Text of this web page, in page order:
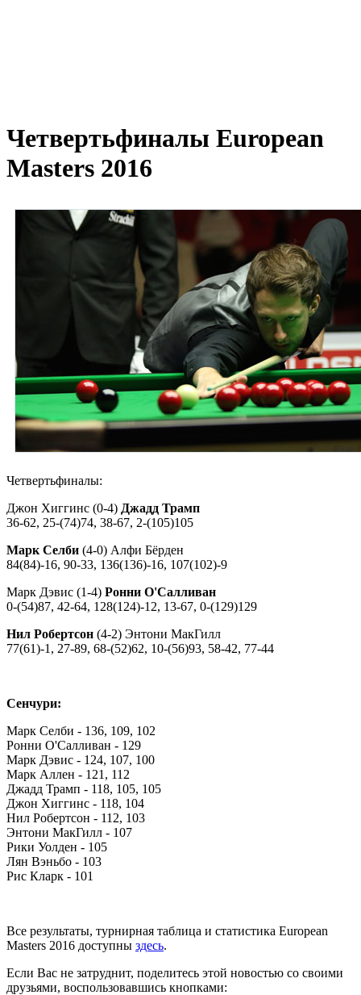
Четвертьфиналы European
Masters 2016
Четвертьфиналы:
Джон Хиггинс (0-4) Джадд Трамп
36-62, 25-(74)74, 38-67, 2-(105)105
Марк Селби (4-0) Алфи Бёрден
84(84)-16, 90-33, 136(136)-16, 107(102)-9
Марк Дэвис (1-4) Ронни О'Салливан
0-(54)87, 42-64, 128(124)-12, 13-67, 0-(129)129
Нил Робертсон (4-2) Энтони МакГилл
77(61)-1, 27-89, 68-(52)62, 10-(56)93, 58-42, 77-44
Сенчури:
Марк Селби - 136, 109, 102
Ронни О'Салливан - 129
Марк Дэвис - 124, 107, 100
Марк Аллен - 121, 112
Джадд Трамп - 118, 105, 105
Джон Хиггинс - 118, 104
Нил Робертсон - 112, 103
Энтони МакГилл - 107
Рики Уолден - 105
Лян Вэньбо - 103
Рис Кларк - 101
Все результаты, турнирная таблица и статистика European
Masters 2016 доступны здесь.
Если Вас не затруднит, поделитесь этой новостью со своими
друзьями, воспользовавшись кнопками: